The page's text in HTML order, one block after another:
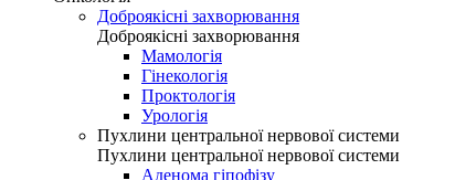
Доброякісні захворювання
Доброякісні захворювання
Мамологія
Гінекологія
Проктологія
Урологія
Пухлини центральної нервової системи
Пухлини центральної нервової системи
Аденома гіпофізу